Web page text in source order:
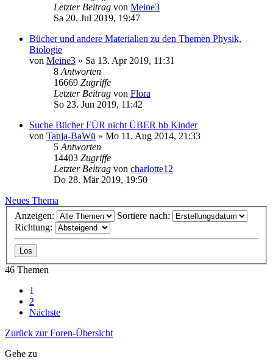
Letzter Beitrag von Meine3
Sa 20. Jul 2019, 19:47
Bücher und andere Materialien zu den Themen Physik,
Biologie
von Meine3 » Sa 13. Apr 2019, 11:31
8 Antworten
16669 Zugriffe
Letzter Beitrag von Flora
So 23. Jun 2019, 11:42
Suche Bücher FÜR nicht ÜBER hb Kinder
von Tanja-BaWü » Mo 11. Aug 2014, 21:33
5 Antworten
14403 Zugriffe
Letzter Beitrag von charlotte12
Do 28. Mär 2019, 19:50
Neues Thema
Anzeigen:
Sortiere nach:
Richtung:
46 Themen
1
2
Nächste
Zurück zur Foren-Übersicht
Gehe zu